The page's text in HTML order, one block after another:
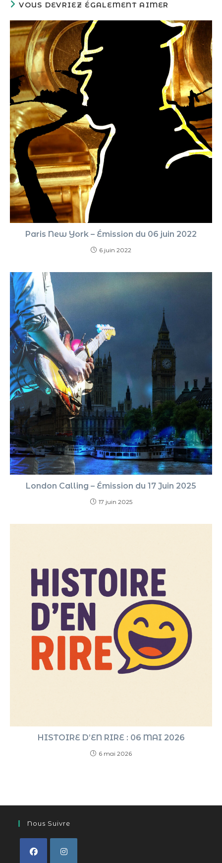
VOUS DEVRIEZ ÉGALEMENT AIMER
Paris New York – Émission du 06 juin 2022
6 juin 2022
London Calling – Émission du 17 Juin 2025
17 juin 2025
HISTOIRE D’EN RIRE : 06 MAI 2026
6 mai 2026
Nous Suivre